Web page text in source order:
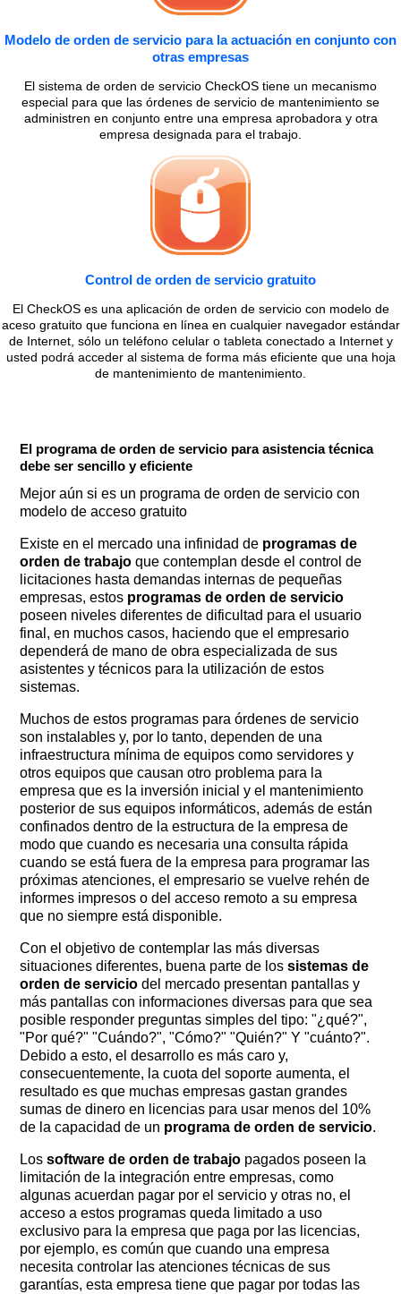
Modelo de orden de servicio para la actuación en conjunto con
otras empresas
El sistema de orden de servicio CheckOS tiene un mecanismo
especial para que las órdenes de servicio de mantenimiento se
administren en conjunto entre una empresa aprobadora y otra
empresa designada para el trabajo.
Control de orden de servicio gratuito
El CheckOS es una aplicación de orden de servicio con modelo de
aceso gratuito que funciona en línea en cualquier navegador estándar
de Internet, sólo un teléfono celular o tableta conectado a Internet y
usted podrá acceder al sistema de forma más eficiente que una hoja
de mantenimiento de mantenimiento.
El programa de orden de servicio para asistencia técnica
debe ser sencillo y eficiente
Mejor aún si es un programa de orden de servicio con
modelo de acceso gratuito
Existe en el mercado una infinidad de programas de
orden de trabajo que contemplan desde el control de
licitaciones hasta demandas internas de pequeñas
empresas, estos programas de orden de servicio
poseen niveles diferentes de dificultad para el usuario
final, en muchos casos, haciendo que el empresario
dependerá de mano de obra especializada de sus
asistentes y técnicos para la utilización de estos
sistemas.
Muchos de estos programas para órdenes de servicio
son instalables y, por lo tanto, dependen de una
infraestructura mínima de equipos como servidores y
otros equipos que causan otro problema para la
empresa que es la inversión inicial y el mantenimiento
posterior de sus equipos informáticos, además de están
confinados dentro de la estructura de la empresa de
modo que cuando es necesaria una consulta rápida
cuando se está fuera de la empresa para programar las
próximas atenciones, el empresario se vuelve rehén de
informes impresos o del acceso remoto a su empresa
que no siempre está disponible.
Con el objetivo de contemplar las más diversas
situaciones diferentes, buena parte de lossistemas de
orden de servicio del mercado presentan pantallas y
más pantallas con informaciones diversas para que sea
posible responder preguntas simples del tipo: "¿qué?", ​​
"Por qué?" "Cuándo?", "Cómo?" "Quién?" Y "cuánto?".
Debido a esto, el desarrollo es más caro y,
consecuentemente, la cuota del soporte aumenta, el
resultado es que muchas empresas gastan grandes
sumas de dinero en licencias para usar menos del 10%
de la capacidad de un programa de orden de servicio.
Lossoftware de orden de trabajo pagados poseen la
limitación de la integración entre empresas, como
algunas acuerdan pagar por el servicio y otras no, el
acceso a estos programas queda limitado a uso
exclusivo para la empresa que paga por las licencias,
por ejemplo, es común que cuando una empresa
necesita controlar las atenciones técnicas de sus
garantías, esta empresa tiene que pagar por todas las